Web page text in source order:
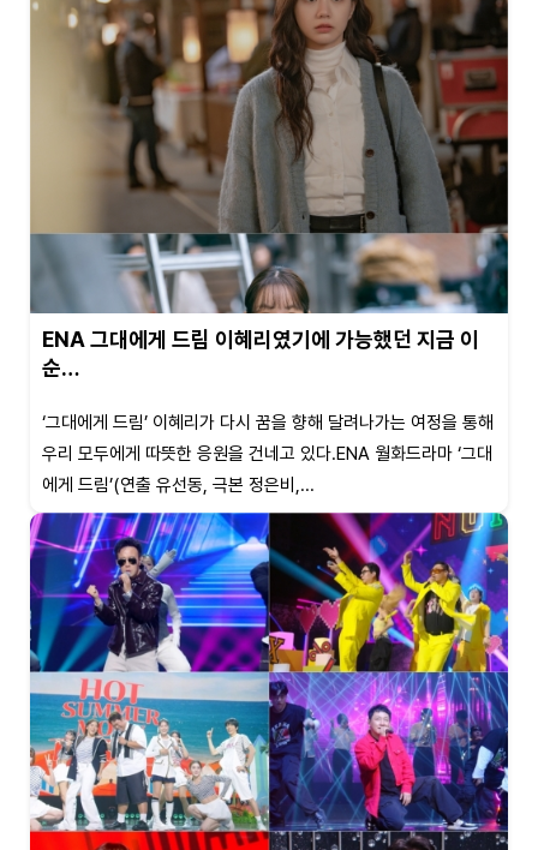
ENA 그대에게 드림 이혜리였기에 가능했던 지금 이
순…
‘그대에게 드림’ 이혜리가 다시 꿈을 향해 달려나가는 여정을 통해
우리 모두에게 따뜻한 응원을 건네고 있다.ENA 월화드라마 ‘그대
에게 드림’(연출 유선동, 극본 정은비,...